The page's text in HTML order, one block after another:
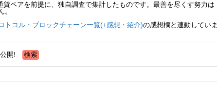
ペアを前提に、独自調査で集計したものです。最善を尽くす努力は
。
トコル・ブロックチェーン一覧(+感想・紹介)の感想欄と連動していま
公開!